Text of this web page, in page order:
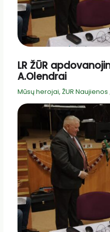
LR ŽŪR
A.Olendrai
Mūsų herojai, ŽUR Naujienos